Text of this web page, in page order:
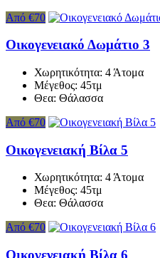
Από €70
Οικογενειακό Δωμάτιο 3
Χωρητικότητα: 4 Άτομα
Μέγεθος: 45τμ
Θεα: Θάλασσα
Από €70
Οικογενειακή Βίλα 5
Χωρητικότητα: 4 Άτομα
Μέγεθος: 45τμ
Θεα: Θάλασσα
Από €70
Οικογενειακή Βίλα 6